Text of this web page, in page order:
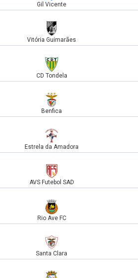
Gil Vicente
Vitória Guimarães
CD Tondela
Benfica
Estrela da Amadora
AVS Futebol SAD
Rio Ave FC
Santa Clara